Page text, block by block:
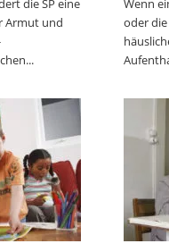
die SP eine
Armut und
Wenn
oder